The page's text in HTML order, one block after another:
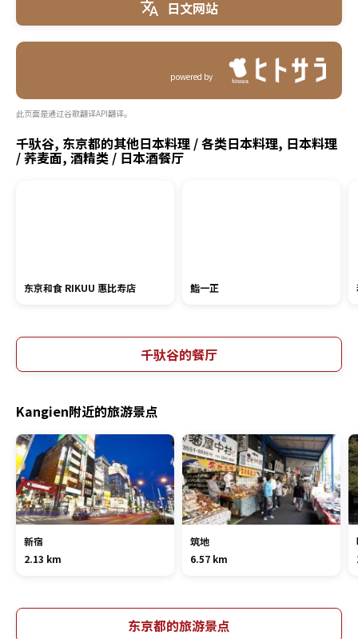
日文网站
powered by
此页面是通过谷歌翻译API翻译。
千驮谷, 东京都的其他日本料理 / 各类日本料理, 日本料理
/ 荞麦面, 酒精类 / 日本酒餐厅
东京和食 RIKUU 惠比寿店 鮨一正
千驮谷的餐厅
Kangien附近的旅游景点
新宿
2.13 km
筑地
6.57 km
东京都的旅游景点